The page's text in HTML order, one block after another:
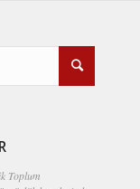
Toplum